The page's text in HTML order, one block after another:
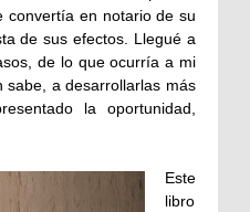
convertía en notario de su
de sus efectos. Llegué a
de lo que ocurría a mi
sabe, a desarrollarlas más
la oportunidad,
Este
libro